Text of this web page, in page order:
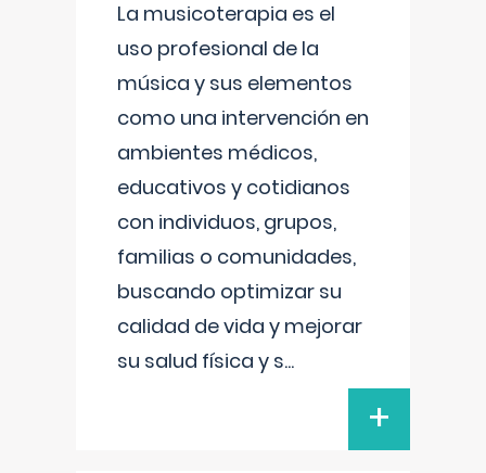
La musicoterapia es el
uso profesional de la
música y sus elementos
como una intervención en
ambientes médicos,
educativos y cotidianos
con individuos, grupos,
familias o comunidades,
buscando optimizar su
calidad de vida y mejorar
su salud física y s...
+